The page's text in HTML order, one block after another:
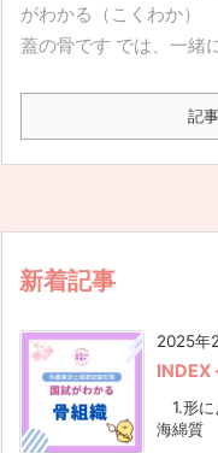
がわかる（こくわか）
蓋の骨です では、一緒
記
新着記事
2025年
INDEX
1.形
海綿質